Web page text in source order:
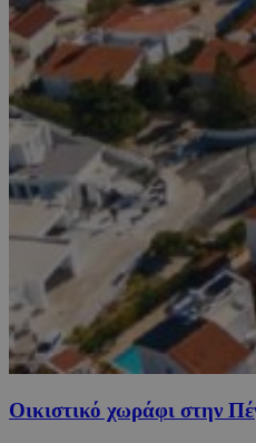
Οικιστικό χωράφι στην